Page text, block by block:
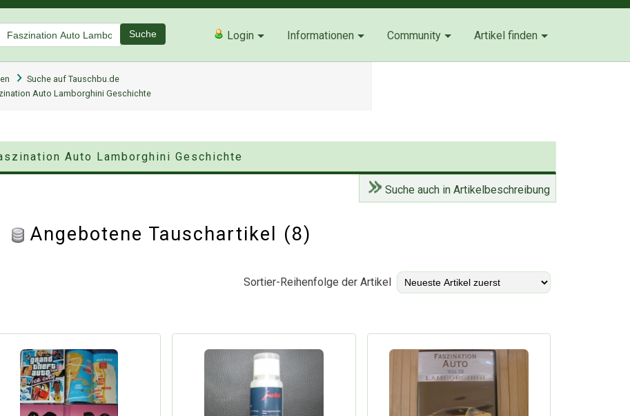
Suche Login Informationen Community Artikel finden
Suche auf Tauschbu.de
Auto Lamborghini Geschichte
Auto Lamborghini Geschichte
Suche auch in Artikelbeschreibung
Angebotene Tauschartikel (8)
Sortier-Reihenfolge der Artikel